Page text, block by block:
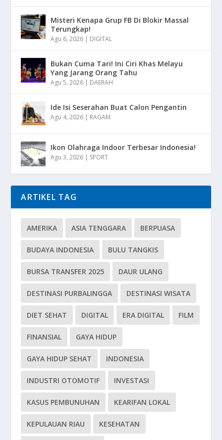
Misteri Kenapa Grup FB Di Blokir Massal
Terungkap!
Agu 6, 2026 | DIGITAL
Bukan Cuma Tari! Ini Ciri Khas Melayu
Yang Jarang Orang Tahu
Agu 5, 2026 | DAERAH
Ide Isi Seserahan Buat Calon Pengantin
Agu 4, 2026 | RAGAM
Ikon Olahraga Indoor Terbesar Indonesia!
Agu 3, 2026 | SPORT
ARTIKEL TAG
AMERIKA ASIA TENGGARA BERPUASA
BUDAYA INDONESIA BULU TANGKIS
BURSA TRANSFER 2025 DAUR ULANG
DESTINASI PURBALINGGA DESTINASI WISATA
DIET SEHAT DIGITAL ERA DIGITAL FILM
FINANSIAL GAYA HIDUP
GAYA HIDUP SEHAT INDONESIA
INDUSTRI OTOMOTIF INVESTASI
KASUS PEMBUNUHAN KEARIFAN LOKAL
KEPULAUAN RIAU KESEHATAN